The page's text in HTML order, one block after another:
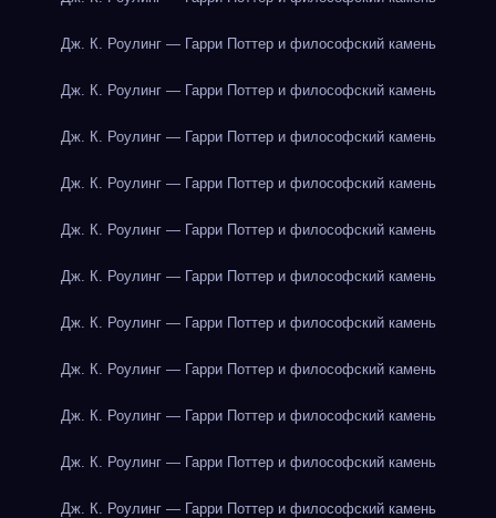
Дж. К. Роулинг — Гарри Поттер и философский камень
Дж. К. Роулинг — Гарри Поттер и философский камень
Дж. К. Роулинг — Гарри Поттер и философский камень
Дж. К. Роулинг — Гарри Поттер и философский камень
Дж. К. Роулинг — Гарри Поттер и философский камень
Дж. К. Роулинг — Гарри Поттер и философский камень
Дж. К. Роулинг — Гарри Поттер и философский камень
Дж. К. Роулинг — Гарри Поттер и философский камень
Дж. К. Роулинг — Гарри Поттер и философский камень
Дж. К. Роулинг — Гарри Поттер и философский камень
Дж. К. Роулинг — Гарри Поттер и философский камень